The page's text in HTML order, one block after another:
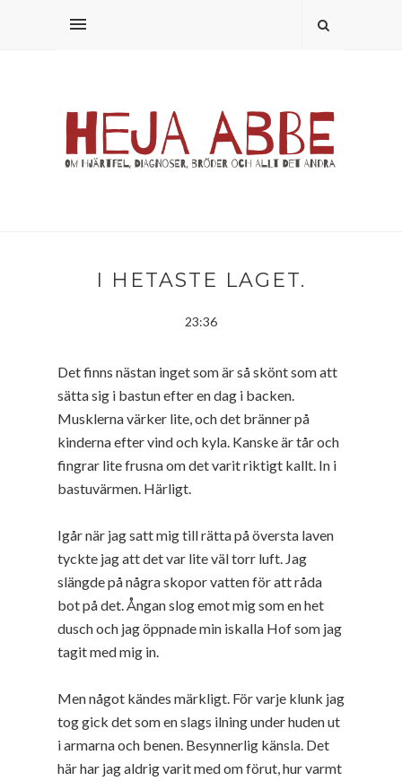
I HETASTE LAGET.
23:36
Det finns nästan inget som är så skönt som att
sätta sig i bastun efter en dag i backen.
Musklerna värker lite, och det bränner på
kinderna efter vind och kyla. Kanske är tår och
fingrar lite frusna om det varit riktigt kallt. In i
bastuvärmen. Härligt.
Igår när jag satt mig till rätta på översta laven
tyckte jag att det var lite väl torr luft. Jag
slängde på några skopor vatten för att råda
bot på det. Ångan slog emot mig som en het
dusch och jag öppnade min iskalla Hof som jag
tagit med mig in.
Men något kändes märkligt. För varje klunk jag
tog gick det som en slags ilning under huden ut
i armarna och benen. Besynnerlig känsla. Det
här har jag aldrig varit med om förut, hur varmt